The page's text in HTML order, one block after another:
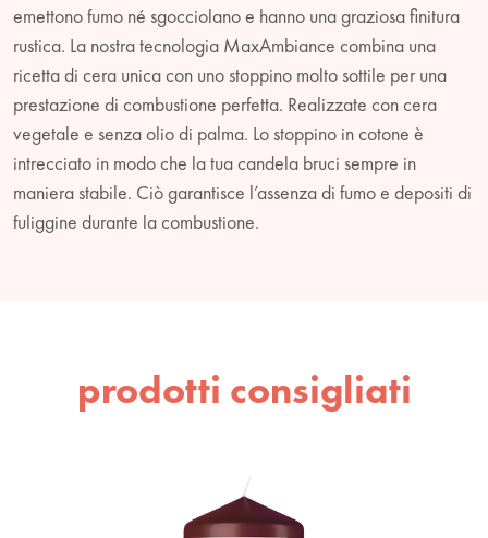
emettono fumo né sgocciolano e hanno una graziosa finitura
rustica. La nostra tecnologia MaxAmbiance combina una
ricetta di cera unica con uno stoppino molto sottile per una
prestazione di combustione perfetta. Realizzate con cera
vegetale e senza olio di palma. Lo stoppino in cotone è
intrecciato in modo che la tua candela bruci sempre in
maniera stabile. Ciò garantisce l’assenza di fumo e depositi di
fuliggine durante la combustione.
prodotti consigliati